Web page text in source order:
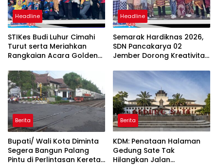
Headline
STIKes Budi Luhur Cimahi
Turut serta Meriahkan
Rangkaian Acara Golden
Pambudhi Luhur 1976
Headline
Semarak Hardiknas 2026,
SDN Pancakarya 02
Jember Dorong Kreativitas
Berita
Bupati/ Wali Kota Diminta
Segera Bangun Palang
Pintu di Perlintasan Kereta
Berita
KDM: Penataan Halaman
Gedung Sate Tak
Hilangkan Jalan